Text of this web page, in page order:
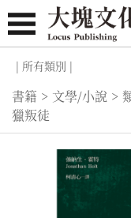
| 所有類別 |
書籍 > 文學/小說 >
獵叛徒